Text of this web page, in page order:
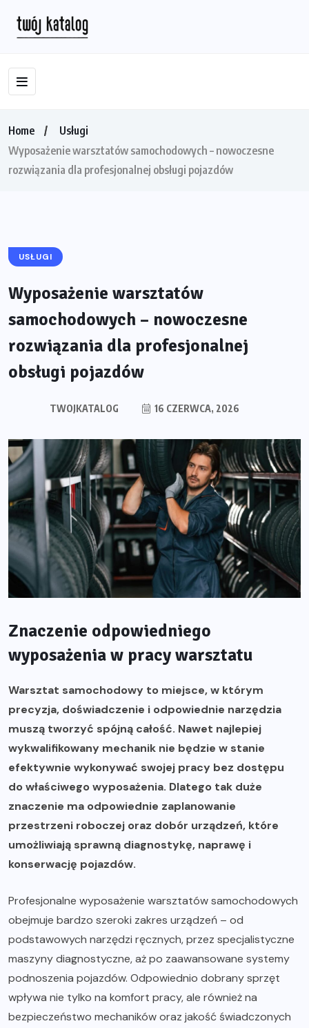
Home
Usługi
Wyposażenie warsztatów samochodowych – nowoczesne
rozwiązania dla profesjonalnej obsługi pojazdów
USŁUGI
Wyposażenie warsztatów
samochodowych – nowoczesne
rozwiązania dla profesjonalnej
obsługi pojazdów
TWOJKATALOG 16 CZERWCA, 2026
Znaczenie odpowiedniego
wyposażenia w pracy warsztatu
Warsztat samochodowy to miejsce, w którym
precyzja, doświadczenie i odpowiednie narzędzia
muszą tworzyć spójną całość. Nawet najlepiej
wykwalifikowany mechanik nie będzie w stanie
efektywnie wykonywać swojej pracy bez dostępu
do właściwego wyposażenia. Dlatego tak duże
znaczenie ma odpowiednie zaplanowanie
przestrzeni roboczej oraz dobór urządzeń, które
umożliwiają sprawną diagnostykę, naprawę i
konserwację pojazdów.
Profesjonalne wyposażenie warsztatów samochodowych
obejmuje bardzo szeroki zakres urządzeń – od
podstawowych narzędzi ręcznych, przez specjalistyczne
maszyny diagnostyczne, aż po zaawansowane systemy
podnoszenia pojazdów. Odpowiednio dobrany sprzęt
wpływa nie tylko na komfort pracy, ale również na
bezpieczeństwo mechaników oraz jakość świadczonych